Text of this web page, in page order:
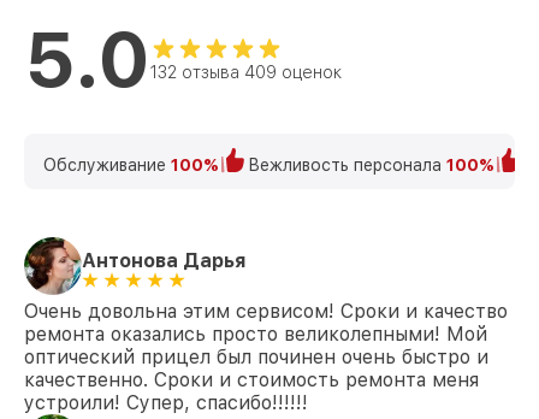
5.0 132 отзыва 409 оценок
Обслуживание 100% Вежливость персонала 100%
Антонова Дарья
Очень довольна этим сервисом! Сроки и качество
ремонта оказались просто великолепными! Мой
оптический прицел был починен очень быстро и
качественно. Сроки и стоимость ремонта меня
устроили! Супер, спасибо!!!!!!